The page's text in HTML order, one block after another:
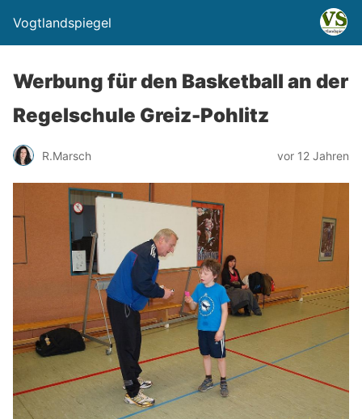
Vogtlandspiegel
Werbung für den Basketball an der
Regelschule Greiz-Pohlitz
R.Marsch vor 12 Jahren